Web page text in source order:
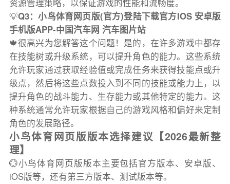
资源管理策略，以保证游戏的性能和流畅度。
💡Q3：小鸟体育网页版(官方)登陆下载官方IOS 安卓版
手机版APP-中国汽车网 汽车图片站
🍁很高兴为您解答这个问题！是的，在许多游戏中都存
在技能树或升级系统，可以提升角色的能力。这些系统
允许玩家通过获取经验值或完成任务来获得技能点或升
级点，然后将这些点数投入到不同的技能或能力上，以
提升角色的战斗能力、生存能力或其他特定的能力。这
种系统通常允许玩家根据自己的游戏风格和偏好来定制
角色的发展路径。
小鸟体育网页版版本选择建议【2026最新整
理】
💮小鸟体育网页版版本主要包括官方版本、安卓版、
iOS版等，还有第三方版本、测试版本等。